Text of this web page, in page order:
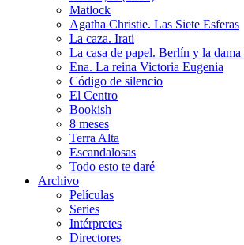
Matlock
Agatha Christie. Las Siete Esferas
La caza. Irati
La casa de papel. Berlín y la
Ena. La reina Victoria Eugenia
Código de silencio
El Centro
Bookish
8 meses
Terra Alta
Escandalosas
Todo esto te daré
Archivo
Películas
Series
Intérpretes
Directores